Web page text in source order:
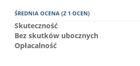
ŚREDNIA OCENA (Z 1 OCEN)
Skuteczność
Bez skutków ubocznych
Opłacalność